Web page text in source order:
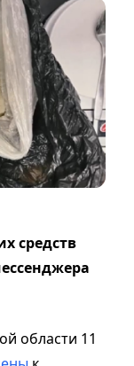
средств
области 11